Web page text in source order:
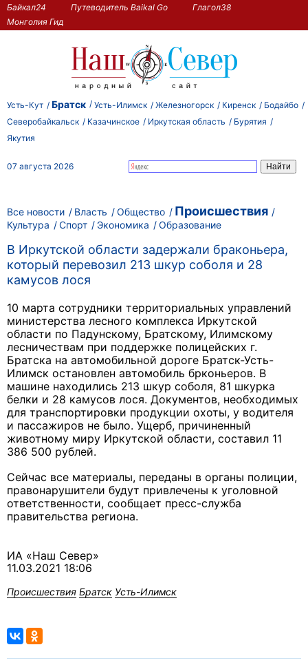
Байкал24 Путеводитель Baikal Go
Глагол38
Монголия Гид
Усть-Кут Братск Усть-Илимск Железногорск Киренск
Бодайбо
Северобайкальск
Казачинское Иркутская область
Бурятия
Якутия
07 августа 2026
Все новости Власть Общество Происшествия
Культура Спорт Экономика Образование
В Иркутской области задержали браконьера,
который перевозил 213 шкур соболя и 28
камусов лося
10 марта сотрудники территориальных управлений
министерства лесного комплекса Иркутской
области по Падунскому, Братскому, Илимскому
лесничествам при поддержке полицейских г.
Братска на автомобильной дороге Братск-Усть-
Илимск остановлен автомобиль брконьеров. В
машине находились 213 шкур соболя, 81 шкурка
белки и 28 камусов лося. Документов, необходимых
для транспортировки продукции охоты, у водителя
и пассажиров не было. Ущерб, причиненный
животному миру Иркутской области, составил 11
386 500 рублей.
Сейчас все материалы, переданы в органы полиции,
правонарушители будут привлечены к уголовной
ответственности, сообщает пресс-служба
правительства региона.
ИА «Наш Север»
11.03.2021 18:06
Происшествия Братск Усть-Илимск